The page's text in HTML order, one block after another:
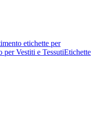
etichette per
per Vestiti e TessutiEtichette